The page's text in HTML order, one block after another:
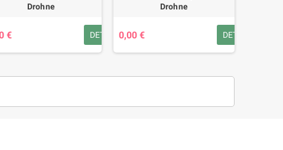
Drohne
€ DETAILS
Drohne
0,00 € DETAILS